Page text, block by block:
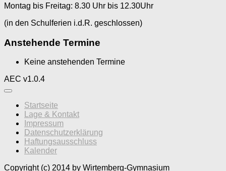
Montag bis Freitag: 8.30 Uhr bis 12.30Uhr
(in den Schulferien i.d.R. geschlossen)
Anstehende Termine
Keine anstehenden Termine
AEC v1.0.4
Startseite
Lage & Kontakt
Impressum
Datenschutzerklärung
Haftungsausschluss
Kalender
Copyright (c) 2014 by Wirtemberg-Gymnasium